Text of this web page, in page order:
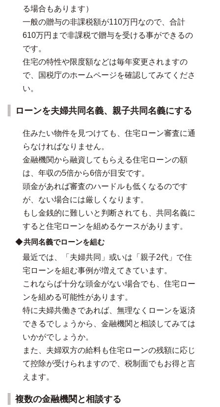
る場合もあります）
一般の贈与の非課税額が110万円なので、合計
610万円まで非課税で贈与を受ける事ができるの
です。
住宅の特性や限度額などは毎年変更されますの
で、国税庁のホームページを確認してみてくださ
い。
ローンを夫婦共同名義、親子共同名義にする
住みたい物件を見つけても、住宅ローン審査に通
らなければなりません。
金融機関から融資してもらえる住宅ローンの額
は、年収の5倍から6倍が目安です。
頭金があれば審査のハードルも低くなるのです
が、ない場合には厳しくなります。
もし金銭的に難しいと判断されても、共同名義に
すると住宅ローンを組めるケースがあります。
共同名義でローンを組む
最近では、「夫婦共同」或いは「親子2代」で住
宅ローンを組む事例が増えてきています。
これならば十分な頭金がない場合でも、住宅ロー
ンを組める可能性があります。
特に夫婦共働きであれば、無理なくローンを返済
できるでしょうから、金融機関と相談してみては
いかがでしょうか。
また、夫婦双方の給料も住宅ローンの残額に応じ
て控除が受けられますので、税制面でもお得と言
えます。
複数の金融機関と相談する